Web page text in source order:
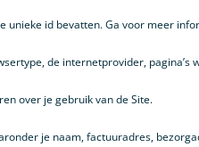
id bevatten. Ga voor meer
de internetprovider,
over je gebruik van de Site.
je naam, factuuradres,